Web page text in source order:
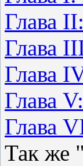
Глава
Глава
Глава
Глава
Глава
Так же